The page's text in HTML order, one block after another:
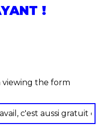
!
viewing the form